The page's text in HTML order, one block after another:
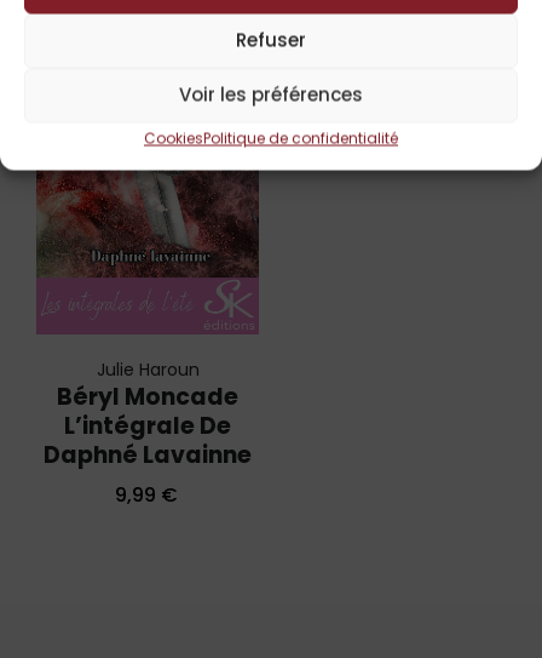
Refuser
Voir les préférences
CookiesPolitique de confidentialité
Béryl Moncade
L’intégrale De
Daphné Lavainne
Julie Haroun
9,99 €